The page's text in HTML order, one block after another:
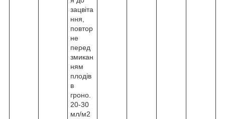
зацвіта
ння,
повтор
не
перед
змикан
ням
плодів
в
гроно.
20-30
мл/м2